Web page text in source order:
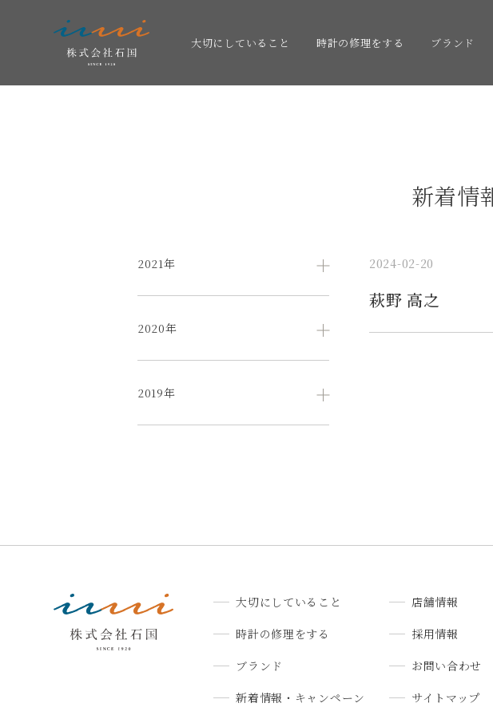
大切にしていること 時計の修理をする ブランド
新着情
2024-02-20
萩野 ⾼之
2021年
2020年
2019年
大切にしていること
時計の修理をする
ブランド
新着情報・キャンペーン
店舗情報
採用情報
お問い合わせ
サイトマップ